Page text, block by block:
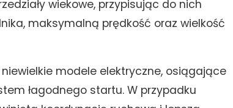
wiekowe, przypisując do nich
maksymalną prędkość oraz wielkość
modele elektryczne, osiągające
łagodnego startu. W przypadku